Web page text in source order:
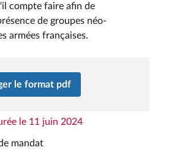
compte faire afin de
de groupes néo-
armées françaises.
le format pdf
le 11 juin 2024
mandat